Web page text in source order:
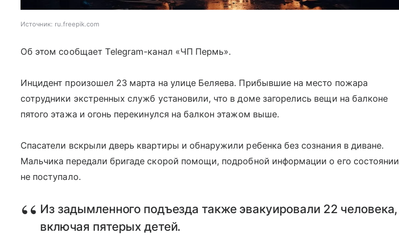
Источник: ru.freepik.com
Об этом сообщает Telegram-канал «ЧП Пермь».
Инцидент произошел 23 марта на улице Беляева. Прибывшие на место пожара
сотрудники экстренных служб установили, что в доме загорелись вещи на балконе
пятого этажа и огонь перекинулся на балкон этажом выше.
Спасатели вскрыли дверь квартиры и обнаружили ребенка без сознания в диване.
Мальчика передали бригаде скорой помощи, подробной информации о его состоянии
не поступало.
Из задымленного подъезда также эвакуировали 22 человека,
включая пятерых детей.